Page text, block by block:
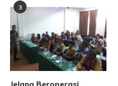
3
Jelang Beroperasi,